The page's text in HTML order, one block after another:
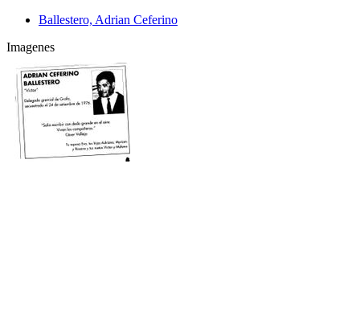
Ballestero, Adrian Ceferino
Imagenes